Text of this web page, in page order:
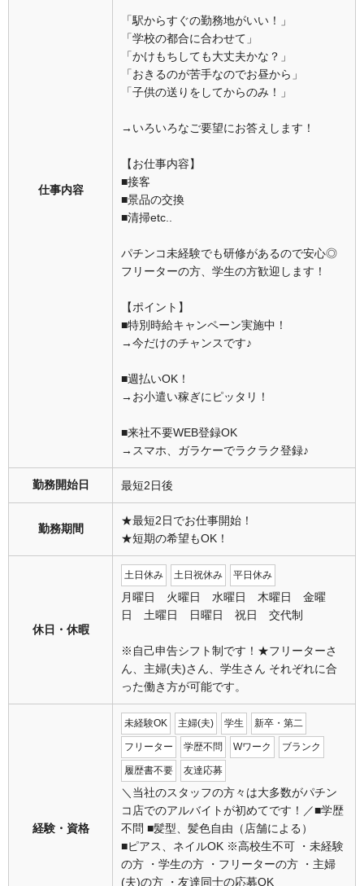
仕事内容
「駅からすぐの勤務地がいい！」
「学校の都合に合わせて」
「かけもちしても大丈夫かな？」
「おきるのが苦手なのでお昼から」
「子供の送りをしてからのみ！」
→いろいろなご要望にお答えします！
【お仕事内容】
■接客
■景品の交換
■清掃etc..
パチンコ未経験でも研修があるので安心◎
フリーターの方、学生の方歓迎します！
【ポイント】
■特別時給キャンペーン実施中！
→今だけのチャンスです♪
■週払いOK！
→お小遣い稼ぎにピッタリ！
■来社不要WEB登録OK
→スマホ、ガラケーでラクラク登録♪
勤務開始日 最短2日後
勤務期間
★最短2日でお仕事開始！
★短期の希望もOK！
休日・休暇
土日休み 土日祝休み 平日休み
月曜日 火曜日 水曜日 木曜日 金曜
日 土曜日 日曜日 祝日 交代制
※自己申告シフト制です！★フリーターさ
ん、主婦(夫)さん、学生さん それぞれに合
った働き方が可能です。
経験・資格
未経験OK 主婦(夫) 学生 新卒・第二
フリーター 学歴不問 Wワーク ブランク
履歴書不要 友達応募
＼当社のスタッフの方々は大多数がパチン
コ店でのアルバイトが初めてです！／■学歴
不問 ■髪型、髪色自由（店舗による）
■ピアス、ネイルOK ※高校生不可 ・未経験
の方 ・学生の方 ・フリーターの方 ・主婦
(夫)の方 ・友達同士の応募OK